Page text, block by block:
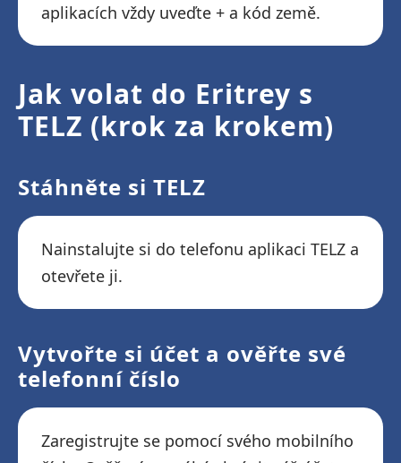
aplikacích vždy uveďte + a kód země.
Jak volat do Eritrey s
TELZ (krok za krokem)
Stáhněte si TELZ
Nainstalujte si do telefonu aplikaci TELZ a
otevřete ji.
Vytvořte si účet a ověřte své
telefonní číslo
Zaregistrujte se pomocí svého mobilního